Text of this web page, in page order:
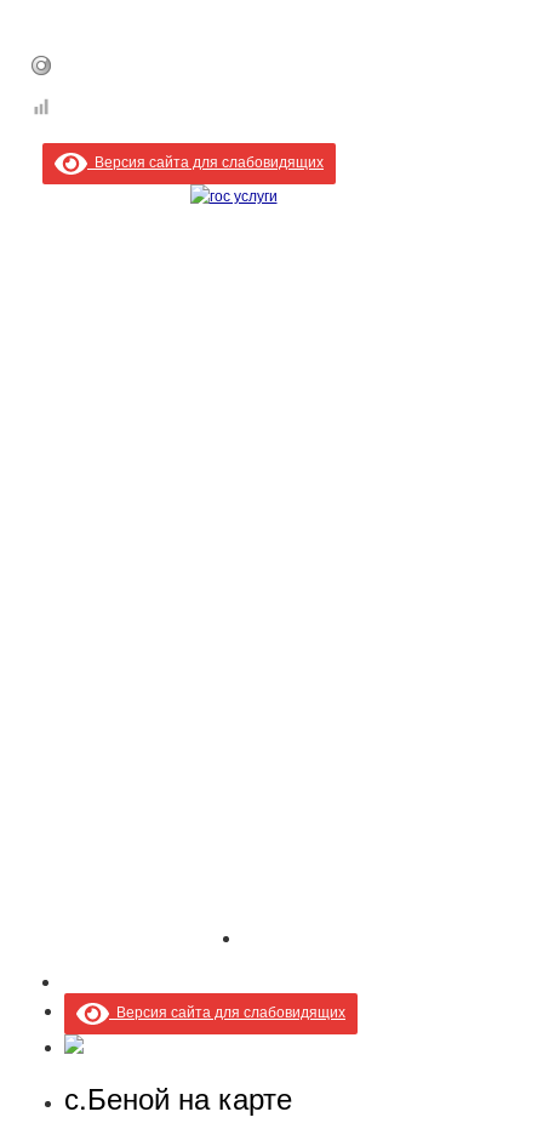
Версия сайта для слабовидящих
Версия сайта для слабовидящих
с.Беной на карте